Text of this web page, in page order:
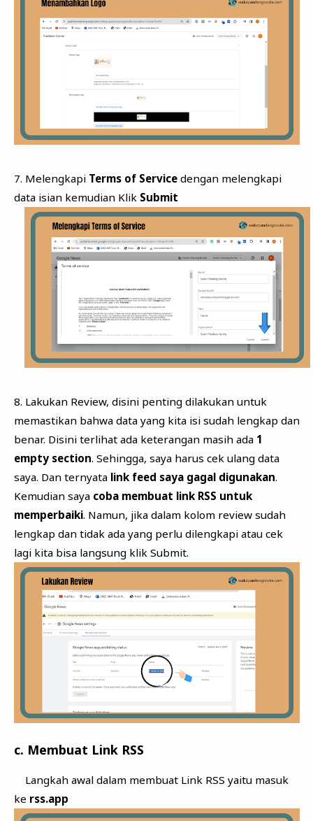
7. Melengkapi Terms of Service dengan melengkapi
data isian kemudian Klik Submit
8. Lakukan Review, disini penting dilakukan untuk
memastikan bahwa data yang kita isi sudah lengkap dan
benar. Disini terlihat ada keterangan masih ada 1
empty section. Sehingga, saya harus cek ulang data
saya. Dan ternyata link feed saya gagal digunakan.
Kemudian saya coba membuat link RSS untuk
memperbaiki. Namun, jika dalam kolom review sudah
lengkap dan tidak ada yang perlu dilengkapi atau cek
lagi kita bisa langsung klik Submit.
c. Membuat Link RSS
Langkah awal dalam membuat Link RSS yaitu masuk
ke rss.app